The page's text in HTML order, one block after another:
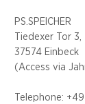
PS.SPEICHER
Tiedexer Tor 3,
37574 Einbeck
(Access via
Telephone: